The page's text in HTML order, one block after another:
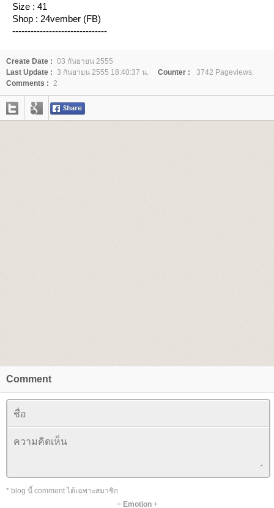
Size : 41
Shop : 24vember (FB)
-------------------------------
Create Date : 03 กันยายน 2555
Last Update : 3 กันยายน 2555 18:40:37 น. Counter :
3742 Pageviews.
Comments : 2
Comment
* blog นี้ comment ได้เฉพาะสมาชิก
+ Emotion+